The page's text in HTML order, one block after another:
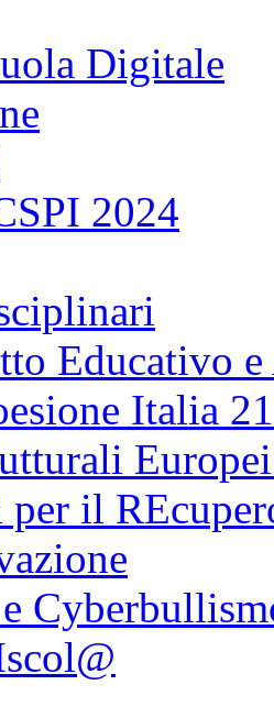
Digitale
2024
Educativo
Italia
per il